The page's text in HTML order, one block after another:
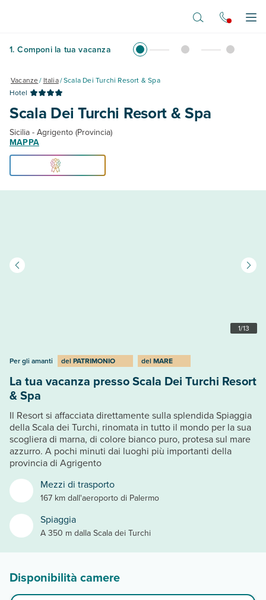
1. Componi la tua vacanza
Vacanze/ Italia/Scala Dei Turchi Resort & Spa
Hotel
Scala Dei Turchi Resort & Spa
Sicilia - Agrigento (Provincia)
MAPPA
1/13
Mezzi di trasporto
167 km dall'aeroporto di Palermo
Spiaggia
A 350 m dalla Scala dei Turchi
Per gli amanti del PATRIMONIO del MARE
La tua vacanza presso Scala Dei Turchi Resort
& Spa
Il Resort si affacciata direttamente sulla splendida Spiaggia
della Scala dei Turchi, rinomata in tutto il mondo per la sua
scogliera di marna, di colore bianco puro, protesa sul mare
azzurro. A pochi minuti dai luoghi più importanti della
provincia di Agrigento
Disponibilità camere